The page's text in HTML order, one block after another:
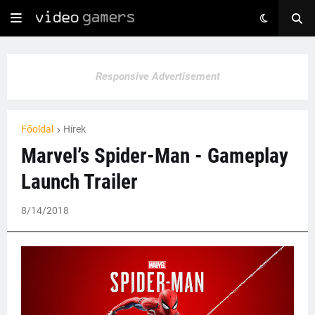
Responsive Advertisement
Főoldal Hírek
Marvel’s Spider-Man - Gameplay
Launch Trailer
8/14/2018